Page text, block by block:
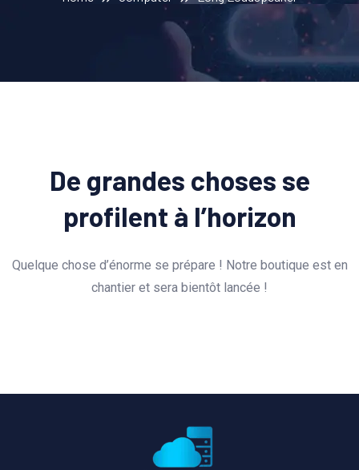
De grandes choses se
profilent à l’horizon
Quelque chose d’énorme se prépare ! Notre boutique est en
chantier et sera bientôt lancée !